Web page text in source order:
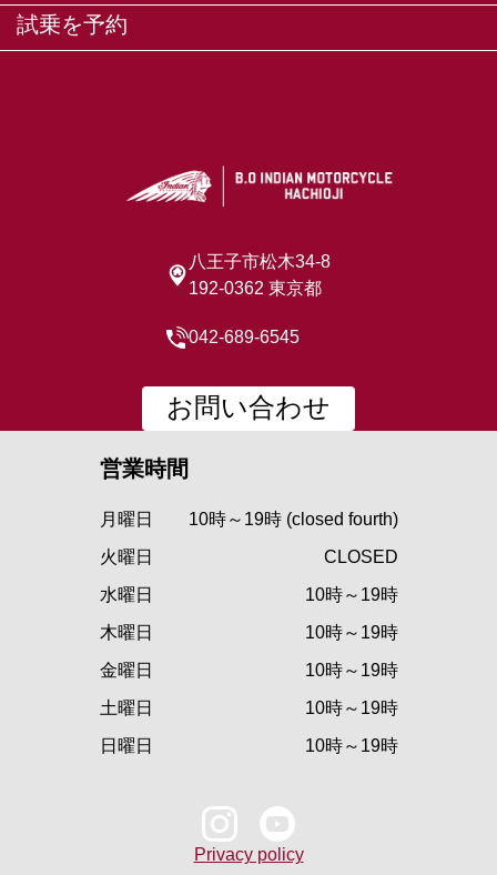
試乗を予約
八王子市松木34-8
192-0362 東京都
042-689-6545
お問い合わせ
営業時間
月曜日
10時～19時 (closed fourth)
火曜日
CLOSED
水曜日
10時～19時
木曜日
10時～19時
金曜日
10時～19時
土曜日
10時～19時
日曜日
10時～19時
Privacy policy